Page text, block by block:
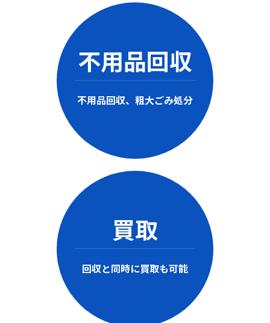
不用品回収
不用品回収、粗大ごみ処分
買取
回収と同時に買取も可能